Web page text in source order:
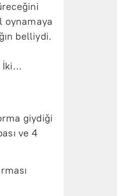
oynamaya
belliydi.
İki…
giydiği
ve 4